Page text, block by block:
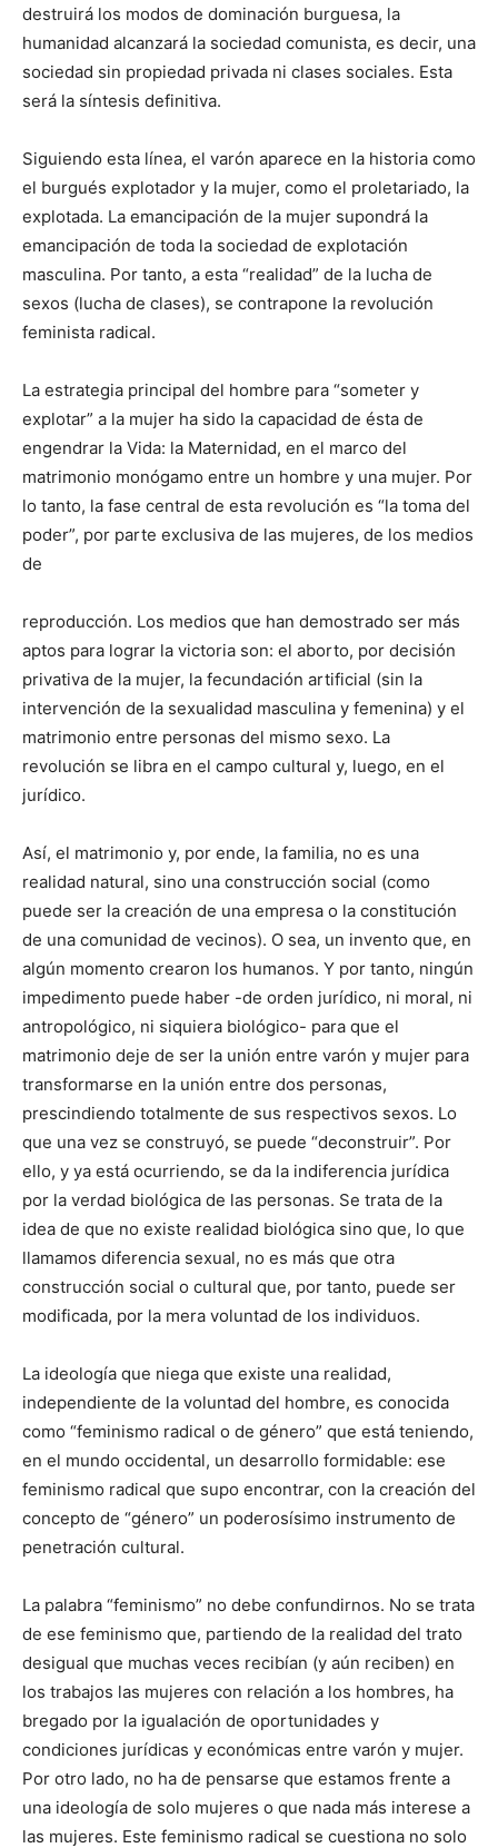
destruirá los modos de dominación burguesa, la
humanidad alcanzará la sociedad comunista, es decir, una
sociedad sin propiedad privada ni clases sociales. Esta
será la síntesis definitiva.
Siguiendo esta línea, el varón aparece en la historia como
el burgués explotador y la mujer, como el proletariado, la
explotada. La emancipación de la mujer supondrá la
emancipación de toda la sociedad de explotación
masculina. Por tanto, a esta “realidad” de la lucha de
sexos (lucha de clases), se contrapone la revolución
feminista radical.
La estrategia principal del hombre para “someter y
explotar” a la mujer ha sido la capacidad de ésta de
engendrar la Vida: la Maternidad, en el marco del
matrimonio monógamo entre un hombre y una mujer. Por
lo tanto, la fase central de esta revolución es “la toma del
poder”, por parte exclusiva de las mujeres, de los medios
de
reproducción. Los medios que han demostrado ser más
aptos para lograr la victoria son: el aborto, por decisión
privativa de la mujer, la fecundación artificial (sin la
intervención de la sexualidad masculina y femenina) y el
matrimonio entre personas del mismo sexo. La
revolución se libra en el campo cultural y, luego, en el
jurídico.
Así, el matrimonio y, por ende, la familia, no es una
realidad natural, sino una construcción social (como
puede ser la creación de una empresa o la constitución
de una comunidad de vecinos). O sea, un invento que, en
algún momento crearon los humanos. Y por tanto, ningún
impedimento puede haber -de orden jurídico, ni moral, ni
antropológico, ni siquiera biológico- para que el
matrimonio deje de ser la unión entre varón y mujer para
transformarse en la unión entre dos personas,
prescindiendo totalmente de sus respectivos sexos. Lo
que una vez se construyó, se puede “deconstruir”. Por
ello, y ya está ocurriendo, se da la indiferencia jurídica
por la verdad biológica de las personas. Se trata de la
idea de que no existe realidad biológica sino que, lo que
llamamos diferencia sexual, no es más que otra
construcción social o cultural que, por tanto, puede ser
modificada, por la mera voluntad de los individuos.
La ideología que niega que existe una realidad,
independiente de la voluntad del hombre, es conocida
como “feminismo radical o de género” que está teniendo,
en el mundo occidental, un desarrollo formidable: ese
feminismo radical que supo encontrar, con la creación del
concepto de “género” un poderosísimo instrumento de
penetración cultural.
La palabra “feminismo” no debe confundirnos. No se trata
de ese feminismo que, partiendo de la realidad del trato
desigual que muchas veces recibían (y aún reciben) en
los trabajos las mujeres con relación a los hombres, ha
bregado por la igualación de oportunidades y
condiciones jurídicas y económicas entre varón y mujer.
Por otro lado, no ha de pensarse que estamos frente a
una ideología de solo mujeres o que nada más interese a
las mujeres. Este feminismo radical se cuestiona no solo